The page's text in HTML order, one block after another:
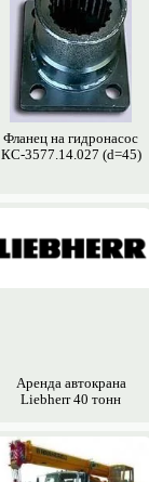
Фланец на гидронасос
КС-3577.14.027 (d=45)
Аренда авто­крана
Liebherr 40 тонн